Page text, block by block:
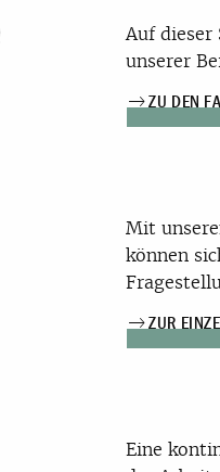
Auf dieser
unserer
ZU DEN
Mit
können
ZUR
Eine